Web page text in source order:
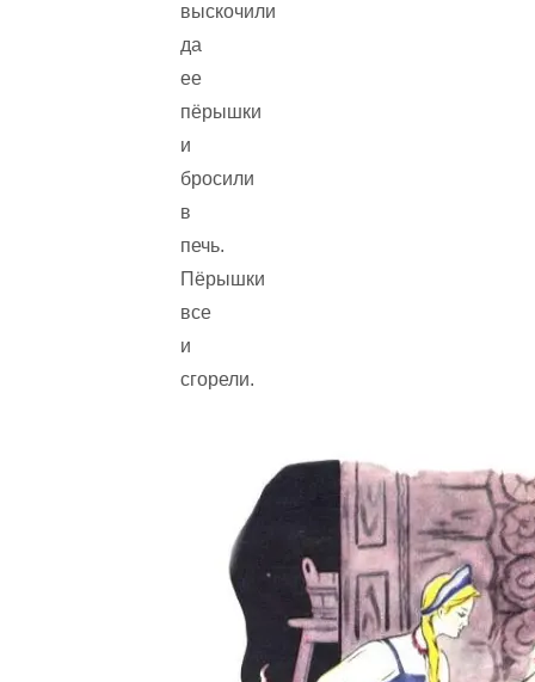
выскочили
да
ее
пёрышки
и
бросили
в
печь.
Пёрышки
все
и
сгорели.